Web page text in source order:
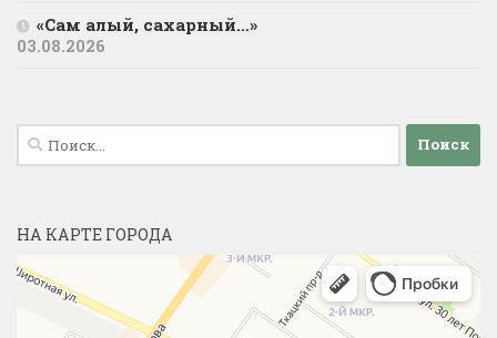
«Сам алый, сахарный…»
03.08.2026
Найти:
НА КАРТЕ ГОРОДА